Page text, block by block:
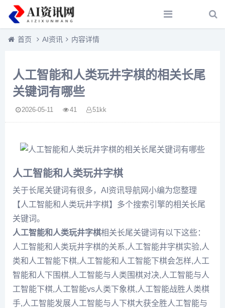
首页 AI资讯 内容详情
人工智能和人类玩井字棋的相关长尾
关键词有哪些
2026-05-11 41 51kk
人工智能和人类玩井字棋
关于长尾关键词有很多，AI资讯导航网小编为您整理
【人工智能和人类玩井字棋】多个搜索引擎的相关长尾
关键词。
人工智能和人类玩井字棋相关长尾关键词有以下这些：
人工智能和人类玩井字棋的关系,人工智能井字棋实验,人
类和人工智能下棋,人工智能和人工智能下棋会怎样,人工
智能和人下围棋,人工智能与人类围棋对决,人工智能与人
工智能下棋,人工智能vs人类下象棋,人工智能战胜人类棋
手,人工智能发展人工智能与人下棋大获全胜人工智能与